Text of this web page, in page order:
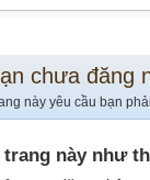
chưa đăng
này yêu cầu bạn
trang này như